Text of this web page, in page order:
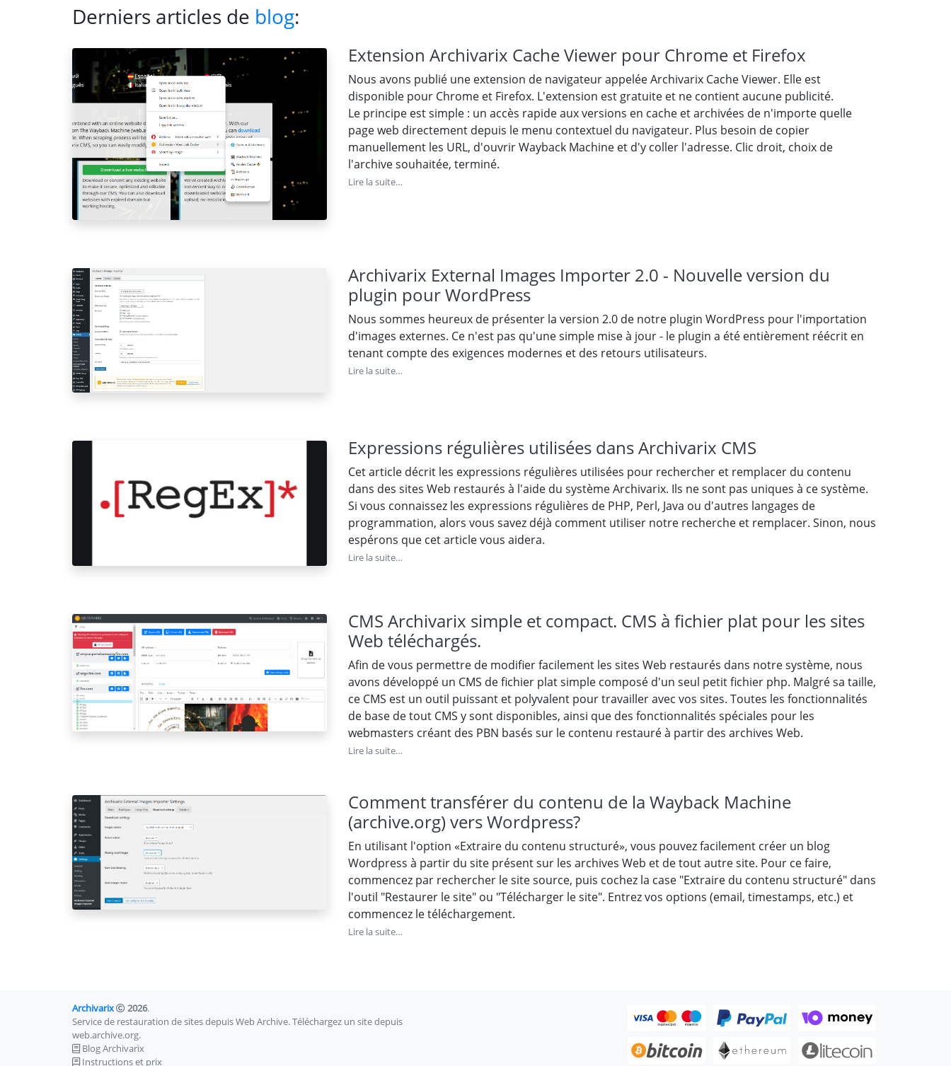
Derniers articles de blog:
Extension Archivarix Cache Viewer pour Chrome et Firefox
Nous avons publié une extension de navigateur appelée Archivarix Cache Viewer. Elle est
disponible pour Chrome et Firefox. L'extension est gratuite et ne contient aucune publicité.
Le principe est simple : un accès rapide aux versions en cache et archivées de n'importe quelle
page web directement depuis le menu contextuel du navigateur. Plus besoin de copier
manuellement les URL, d'ouvrir Wayback Machine et d'y coller l'adresse. Clic droit, choix de
l'archive souhaitée, terminé.
Lire la suite…
Archivarix External Images Importer 2.0 - Nouvelle version du
plugin pour WordPress
Nous sommes heureux de présenter la version 2.0 de notre plugin WordPress pour l'importation
d'images externes. Ce n'est pas qu'une simple mise à jour - le plugin a été entièrement réécrit en
tenant compte des exigences modernes et des retours utilisateurs.
Lire la suite…
Expressions régulières utilisées dans Archivarix CMS
Cet article décrit les expressions régulières utilisées pour rechercher et remplacer du contenu
dans des sites Web restaurés à l'aide du système Archivarix. Ils ne sont pas uniques à ce système.
Si vous connaissez les expressions régulières de PHP, Perl, Java ou d'autres langages de
programmation, alors vous savez déjà comment utiliser notre recherche et remplacer. Sinon, nous
espérons que cet article vous aidera.
Lire la suite…
CMS Archivarix simple et compact. CMS à fichier plat pour les sites
Web téléchargés.
Afin de vous permettre de modifier facilement les sites Web restaurés dans notre système, nous
avons développé un CMS de fichier plat simple composé d'un seul petit fichier php. Malgré sa taille,
ce CMS est un outil puissant et polyvalent pour travailler avec vos sites. Toutes les fonctionnalités
de base de tout CMS y sont disponibles, ainsi que des fonctionnalités spéciales pour les
webmasters créant des PBN basés sur le contenu restauré à partir des archives Web.
Lire la suite…
Comment transférer du contenu de la Wayback Machine
(archive.org) vers Wordpress?
En utilisant l'option «Extraire du contenu structuré», vous pouvez facilement créer un blog
Wordpress à partir du site présent sur les archives Web et de tout autre site. Pour ce faire,
commencez par rechercher le site source, puis cochez la case "Extraire du contenu structuré" dans
l'outil "Restaurer le site" ou "Télécharger le site". Entrez vos options (email, timestamps, etc.) et
commencez le téléchargement.
Lire la suite…
Archivarix 2026.
Service de restauration de sites depuis Web Archive. Téléchargez un site depuis
web.archive.org.
Blog Archivarix
Instructions et prix